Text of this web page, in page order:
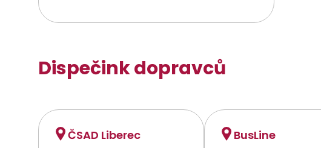
Dispečink dopravců
ČSAD Liberec BusLine